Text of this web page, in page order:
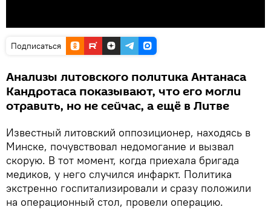
Подписаться
Анализы литовского политика Антанаса
Кандротаса показывают, что его могли
отравить, но не сейчас, а ещё в Литве
Известный литовский оппозиционер, находясь в
Минске, почувствовал недомогание и вызвал
скорую. В тот момент, когда приехала бригада
медиков, у него случился инфаркт. Политика
экстренно госпитализировали и сразу положили
на операционный стол, провели операцию.